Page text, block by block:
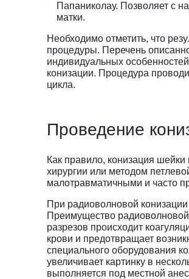
Папаниколау. Позволяет с
матки.
Необходимо отметить, что
процедуры. Перечень
индивидуальных
конизации. Процедура
цикла.
Проведение
Как правило, конизация
хирургии или методом
малотравматичными и часто
При радиоволновой
Преимущество
разрезов происходит
крови и предотвращает
специального оборудования
увеличивает картинку в
выполняется под местной